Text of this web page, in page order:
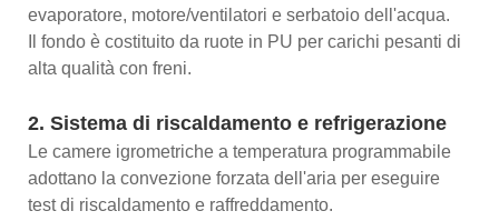
evaporatore, motore/ventilatori e serbatoio dell'acqua.
Il fondo è costituito da ruote in PU per carichi pesanti di
alta qualità con freni.
2. Sistema di riscaldamento e refrigerazione
Le camere igrometriche a temperatura programmabile
adottano la convezione forzata dell'aria per eseguire
test di riscaldamento e raffreddamento.